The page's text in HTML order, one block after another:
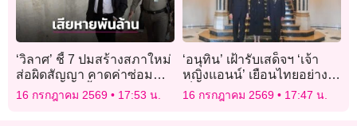
‘วิลาศ’ ชี้ 7 ปมสร้างสภาใหม่
ส่อผิดสัญญา คาดค่าซ่อม
ทะลุพันล้าน จี้เรียกผู้รับเหมา
16 กรกฎาคม 2569 17:53 น.
‘อนุทิน’ เฝ้ารับเสด็จฯ ‘เจ้า
หญิงแอนน์’ เยือนไทยอย่าง
เป็นทางการ ถกจับมือสหราช
อาณาจักร รับมือโรคอุบัติ
16 กรกฎาคม 2569 17:47 น.